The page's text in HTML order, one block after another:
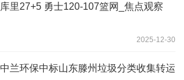
库里27+5 勇士120-107篮网_焦点观察
2025-12-30
中兰环保中标山东滕州垃圾分类收集转运